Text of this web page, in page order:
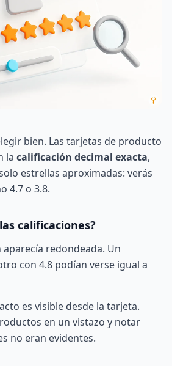
bien. Las tarjetas de producto
la calificación decimal exacta,
estrellas aproximadas: verás
4.7 o 3.8.
calificaciones?
redondeada. Un
con 4.8 podían verse igual a
es visible desde la tarjeta.
en un vistazo y notar
no eran evidentes.